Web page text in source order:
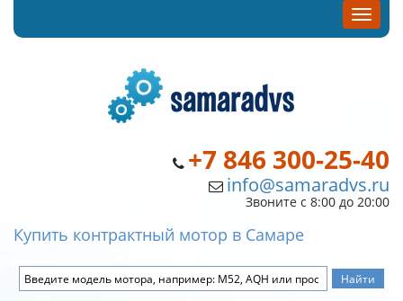
+7 846 300-25-40
info@samaradvs.ru
Звоните с 8:00 до 20:00
Купить контрактный мотор в Самаре